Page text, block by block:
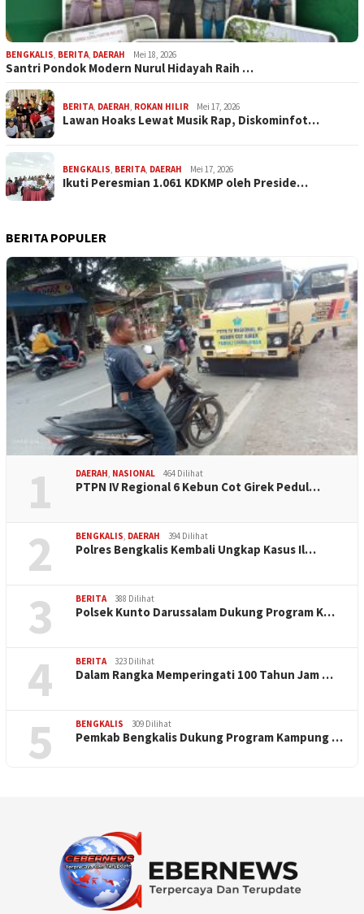
BENGKALIS, BERITA, DAERAH Mei 18, 2026
Santri Pondok Modern Nurul Hidayah Raih …
BERITA, DAERAH, ROKAN HILIR Mei 17, 2026
Lawan Hoaks Lewat Musik Rap, Diskominfot…
BENGKALIS, BERITA, DAERAH Mei 17, 2026
Ikuti Peresmian 1.061 KDKMP oleh Preside…
BERITA POPULER
1 DAERAH, NASIONAL 464 Dilihat
PTPN IV Regional 6 Kebun Cot Girek Pedul…
2 BENGKALIS, DAERAH 394 Dilihat
Polres Bengkalis Kembali Ungkap Kasus Il…
3 BERITA 388 Dilihat
Polsek Kunto Darussalam Dukung Program K…
4 BERITA 323 Dilihat
Dalam Rangka Memperingati 100 Tahun Jam …
5 BENGKALIS 309 Dilihat
Pemkab Bengkalis Dukung Program Kampung …